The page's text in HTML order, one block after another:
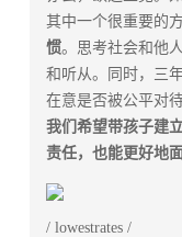
其中一个很重要的
惯。思考社会和他
和听从。同时，三
在意是否被公平对
我们希望带孩子建
责任，也能更好地
/ lowestrates /